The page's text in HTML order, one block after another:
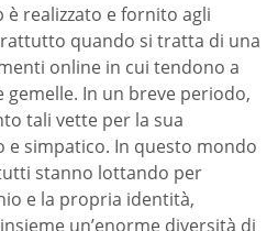
è realizzato e fornito agli
quando si tratta di una
online in cui tendono a
In un breve periodo,
tali vette per la sua
e simpatico. In questo mondo
stanno lottando per
e la propria identità,
un’enorme diversità di